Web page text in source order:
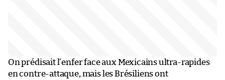
On prédisait l’enfer face aux Mexicains ultra-rapides
en contre-attaque, mais les Brésiliens ont